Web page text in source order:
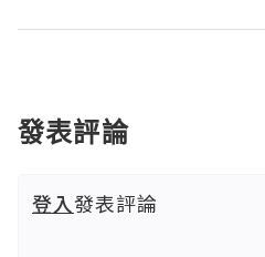
發表評論
登入發表評論